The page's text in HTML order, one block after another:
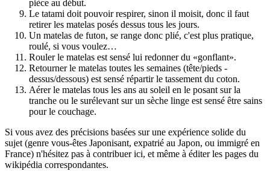
pièce au début.
Le tatami doit pouvoir respirer, sinon il moisit, donc il faut
retirer les matelas posés dessus tous les jours.
Un matelas de futon, se range donc plié, c'est plus pratique,
roulé, si vous voulez…
Rouler le matelas est sensé lui redonner du «gonflant».
Retourner le matelas toutes les semaines (tête/pieds -
dessus/dessous) est sensé répartir le tassement du coton.
Aérer le matelas tous les ans au soleil en le posant sur la
tranche ou le surélevant sur un sèche linge est sensé être sains
pour le couchage.
Si vous avez des précisions basées sur une expérience solide du
sujet (genre vous-êtes Japonisant, expatrié au Japon, ou immigré en
France) n'hésitez pas à contribuer ici, et même à éditer les pages du
wikipédia correspondantes.